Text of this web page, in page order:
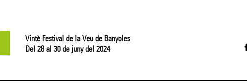
Vintè Festival de la Veu de Banyoles
Del 28 al 30 de juny del 2024